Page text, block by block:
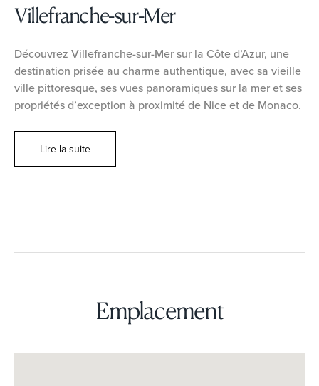
Villefranche-sur-Mer
Découvrez Villefranche-sur-Mer sur la Côte d’Azur, une
destination prisée au charme authentique, avec sa vieille
ville pittoresque, ses vues panoramiques sur la mer et ses
propriétés d’exception à proximité de Nice et de Monaco.
Lire la suite
Emplacement